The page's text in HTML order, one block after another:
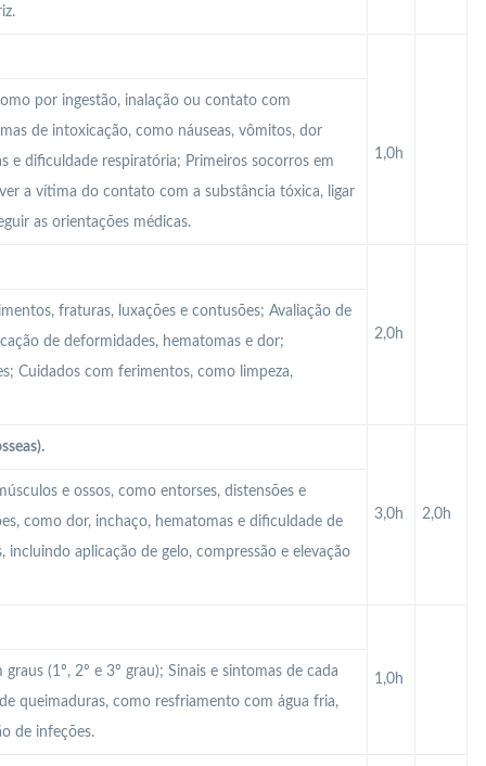
1,0h
por ingestão, inalação ou contato com
de intoxicação, como náuseas, vômitos, dor
e dificuldade respiratória; Primeiros socorros em
a vítima do contato com a substância tóxica, ligar
as orientações médicas.
2,0h
fraturas, luxações e contusões; Avaliação de
de deformidades, hematomas e dor;
Cuidados com ferimentos, como limpeza,
3,0h 2,0h
e ossos, como entorses, distensões e
como dor, inchaço, hematomas e dificuldade de
incluindo aplicação de gelo, compressão e elevação
1,0h
(1º, 2º e 3º grau); Sinais e sintomas de cada
queimaduras, como resfriamento com água fria,
de infeções.